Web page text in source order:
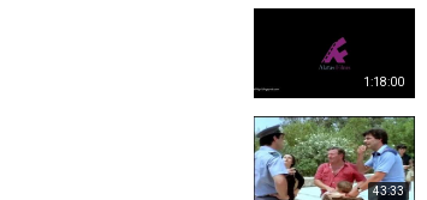
1:18:00
43:33